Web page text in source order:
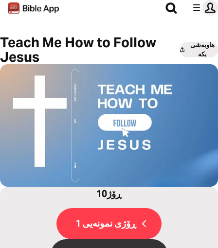
Teach Me How to Follow
Jesus
هاوبەشی
بکە
10ڕۆژ
ڕۆژی نمونەیی 1